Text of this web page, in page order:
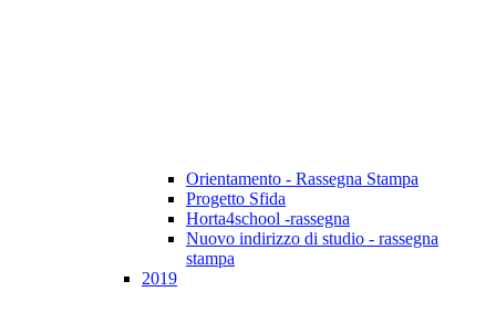
Orientamento - Rassegna Stampa
Progetto Sfida
Horta4school -rassegna
Nuovo indirizzo di studio - rassegna
stampa
2019